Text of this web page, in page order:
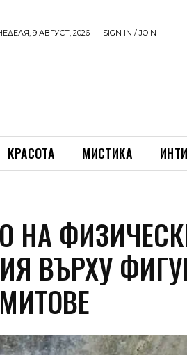
9 АВГУСТ, 2026 SIGN IN / JOIN
КРАСОТА МИСТИКА
НА
ВЪРХУ